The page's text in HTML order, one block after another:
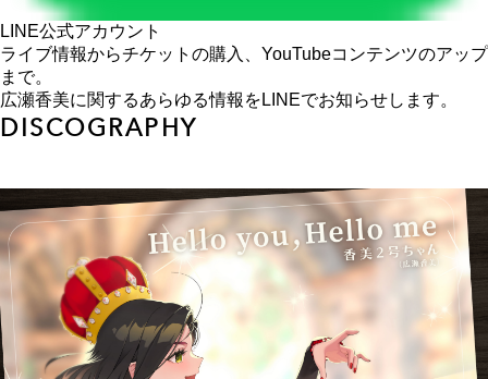
LINE公式アカウント
ライブ情報からチケットの購入、YouTubeコンテンツのアップ
まで。
広瀬香美に関するあらゆる情報をLINEでお知らせします。
DISCOGRAPHY